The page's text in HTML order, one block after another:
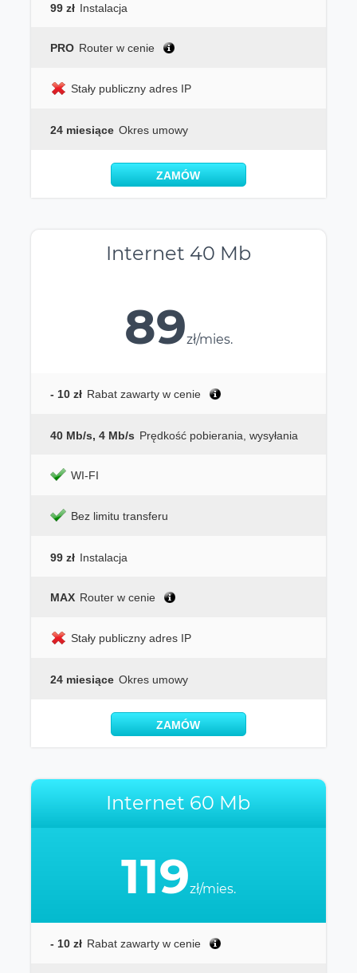
99 zł Instalacja
PRO Router w cenie
Stały publiczny adres IP
24 miesiące Okres umowy
ZAMÓW
Internet 40 Mb
89zł/mies.
- 10 zł Rabat zawarty w cenie
40 Mb/s, 4 Mb/s Prędkość pobierania, wysyłania
WI-FI
Bez limitu transferu
99 zł Instalacja
MAX Router w cenie
Stały publiczny adres IP
24 miesiące Okres umowy
ZAMÓW
Internet 60 Mb
119zł/mies.
- 10 zł Rabat zawarty w cenie